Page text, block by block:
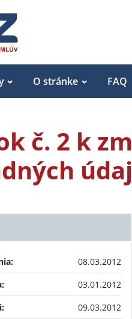
O stránke FAQ
č. 2 k
08.03.2012
03.01.2012
09.03.2012